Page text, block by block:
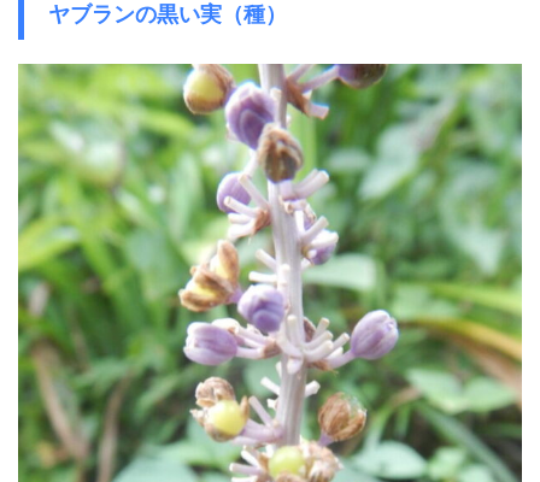
ヤブランの黒い実（種）